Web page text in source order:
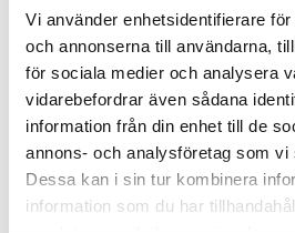
Vi använder enhetsidentifierare
och annonserna till användarna,
för sociala medier och analysera
vidarebefordrar även sådana
information från din enhet till de
annons- och analysföretag som vi
Dessa kan i sin tur kombinera
information som du har
enkeldörr, pardörr i lika eller olika
skjutdörr samt parskjutdörr.
Varianten finns att köpa i
mått,
beslagsamtandra tillval.
Kontakta oss via telefon
några funderingar eller särskilda
Dela